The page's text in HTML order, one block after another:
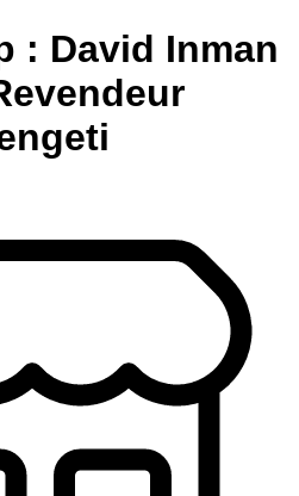
: David Inman